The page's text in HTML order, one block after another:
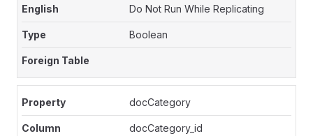
Do Not Run While Replicating
Boolean
docCategory
docCategory_id